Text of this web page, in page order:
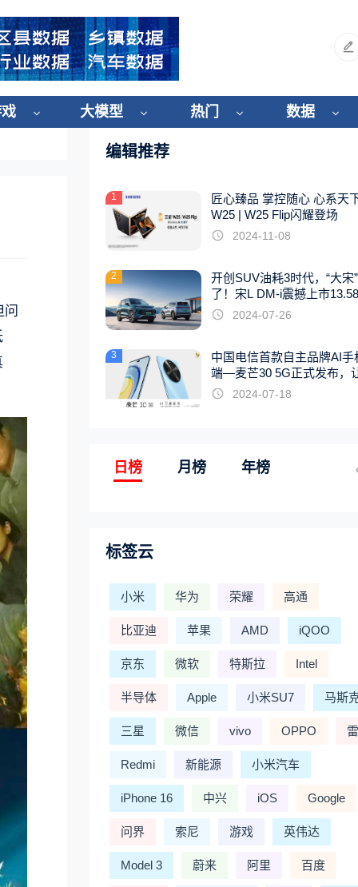
大模型 热门 数据
问
编辑推荐
1
匠心臻品 掌控随心 心系天
W25 | W25 Flip闪耀登场
2024-11-08
2
开创SUV油耗3时代，“大宋
了！宋L DM-i震撼上市
起
2024-07-26
3
中国电信首款自主品牌AI手
端—麦芒30 5G正式发布，
触手可及2024-07-18
日榜 月榜 年榜
标签云
小米 华为 荣耀 高通
比亚迪 苹果 AMD iQOO
京东 微软 特斯拉 Intel
半导体 Apple 小米SU7 马斯
三星 微信 vivo OPPO
Redmi 新能源 小米汽车
iPhone 16 中兴 iOS Google
问界 索尼 游戏 英伟达
Model 3 蔚来 阿里 百度